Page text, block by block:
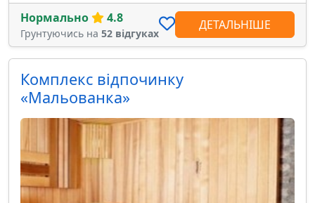
Нормально 4.8
Грунтуючись на 52 відгуках
ДЕТАЛЬНІШЕ
Комплекс відпочинку
«Мальованка»